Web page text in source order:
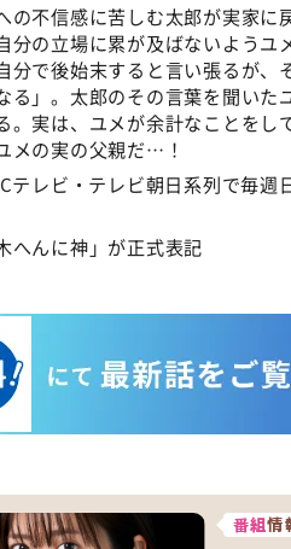
の不信感に苦しむ太郎が実家に
分の立場に累が及ばないようユ
分で後始末すると言い張るが
る」。太郎のその言葉を聞いた
。実は、ユメが余計なことをし
メの実の父親だ…！
テレビ・テレビ朝日系列で毎週
へんに神」が正式表記
番組情